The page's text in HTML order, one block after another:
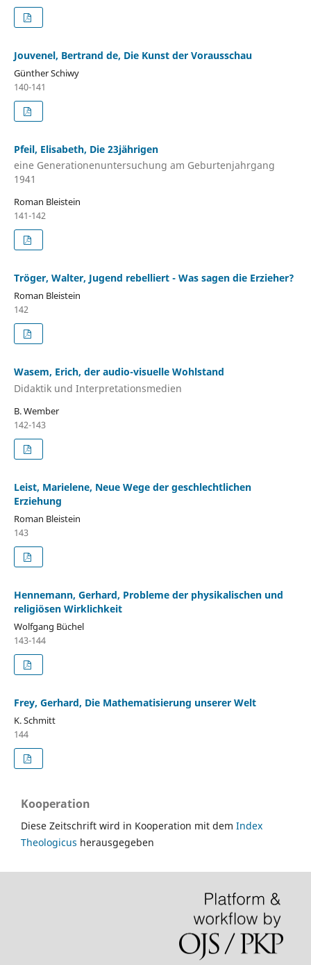
Jouvenel, Bertrand de, Die Kunst der Vorausschau
Günther Schiwy
140-141
Pfeil, Elisabeth, Die 23jährigen
eine Generationenuntersuchung am Geburtenjahrgang
1941
Roman Bleistein
141-142
Tröger, Walter, Jugend rebelliert - Was sagen die Erzieher?
Roman Bleistein
142
Wasem, Erich, der audio-visuelle Wohlstand
Didaktik und Interpretationsmedien
B. Wember
142-143
Leist, Marielene, Neue Wege der geschlechtlichen
Erziehung
Roman Bleistein
143
Hennemann, Gerhard, Probleme der physikalischen und
religiösen Wirklichkeit
Wolfgang Büchel
143-144
Frey, Gerhard, Die Mathematisierung unserer Welt
K. Schmitt
144
Kooperation
Diese Zeitschrift wird in Kooperation mit dem Index
Theologicus herausgegeben